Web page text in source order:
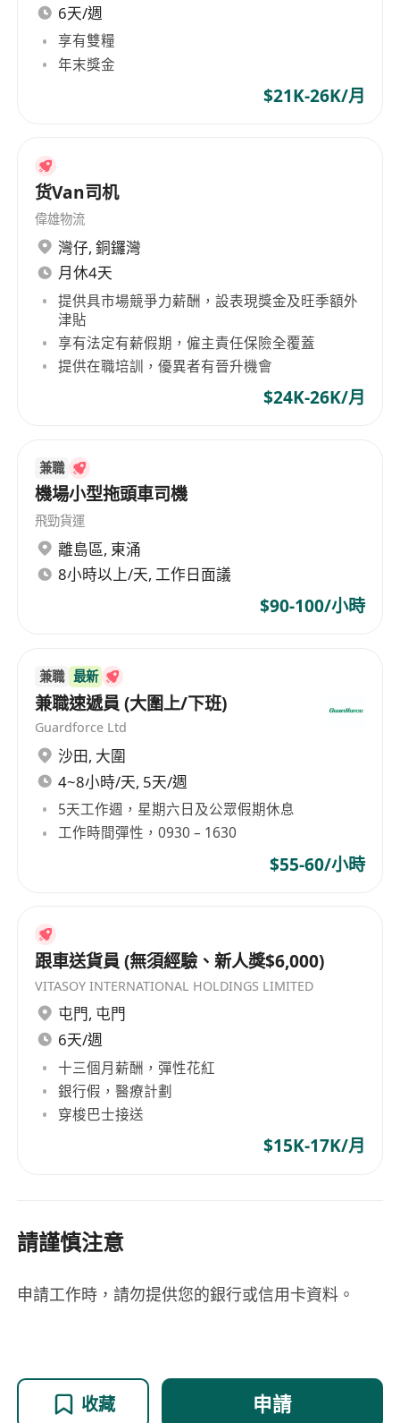
6天/週
享有雙糧
年末獎金
$21K-26K/月
货Van司机
偉雄物流
灣仔, 銅鑼灣
月休4天
提供具市場競爭力薪酬，設表現獎金及旺季額外
津貼
享有法定有薪假期，僱主責任保險全覆蓋
提供在職培訓，優異者有晉升機會
$24K-26K/月
兼職
機場小型拖頭車司機
飛勁貨運
離島區, 東涌
8小時以上/天, 工作日面議
$90-100/小時
兼職 最新
兼職速遞員 (大圍上/下班)
Guardforce Ltd
沙田, 大圍
4~8小時/天, 5天/週
5天工作週，星期六日及公眾假期休息
工作時間彈性，0930 – 1630
$55-60/小時
跟車送貨員 (無須經驗、新人獎$6,000)
VITASOY INTERNATIONAL HOLDINGS LIMITED
屯門, 屯門
6天/週
十三個月薪酬，彈性花紅
銀行假，醫療計劃
穿梭巴士接送
$15K-17K/月
請謹慎注意
申請工作時，請勿提供您的銀行或信用卡資料。
收藏 申請